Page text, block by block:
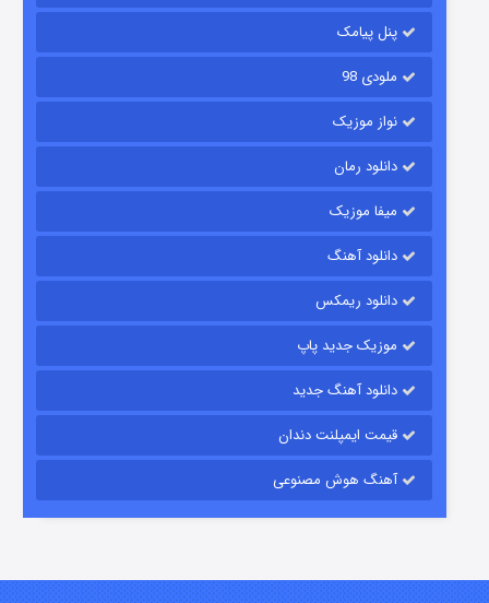
قسمت
قسمت۷ (زیرنویس) منتشر شد
پنل پیامک
ملودی 98
نواز موزیک
دانلود رمان
میفا موزیک
دانلود آهنگ
دانلود ریمکس
موزیک جدید پاپ
دانلود آهنگ جدید
قیمت ایمپلنت دندان
آهنگ هوش مصنوعی